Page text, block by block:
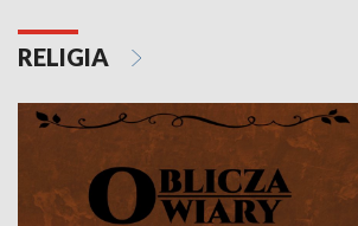
RELIGIA